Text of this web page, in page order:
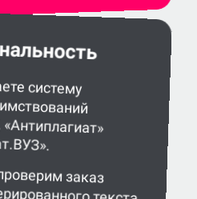
систему
заказ
текста